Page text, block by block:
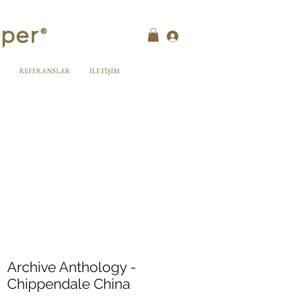
REFERANSLAR İLETİŞİM
Archive Anthology -
Chippendale China